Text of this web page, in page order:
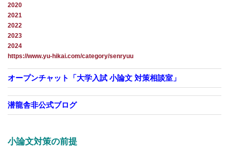
2020
2021
2022
2023
2024
https://www.yu-hikai.com/category/senryuu
オープンチャット「大学入試 小論文 対策相談室」
潜龍舎非公式ブログ
小論文対策の前提